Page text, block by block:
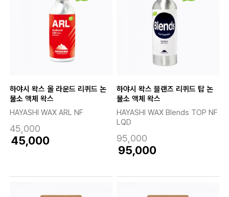
하야시 왁스 올 라운드 리퀴드 논
불소 액체 왁스
HAYASHI WAX ARL NF
45,000
45,000
하야시 왁스 블랜즈 리퀴드 탑 논
불소 액체 왁스
HAYASHI WAX Blends TOP NF
LQD
95,000
95,000